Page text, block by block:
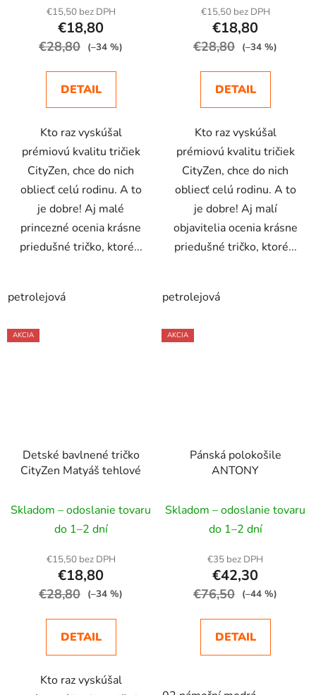
€15,50 bez DPH
€18,80
€28,80 (–34 %)
DETAIL
Kto raz vyskúšal
prémiovú kvalitu tričiek
CityZen, chce do nich
obliecť celú rodinu. A to
je dobre! Aj malé
princezné ocenia krásne
priedušné tričko, ktoré...
petrolejová
€15,50 bez DPH
€18,80
€28,80 (–34 %)
DETAIL
Kto raz vyskúšal
prémiovú kvalitu tričiek
CityZen, chce do nich
obliecť celú rodinu. A to
je dobre! Aj malí
objavitelia ocenia krásne
priedušné tričko, ktoré...
petrolejová
AKCIA
Detské bavlnené tričko
CityZen Matyáš tehlové
Skladom – odoslanie tovaru
do 1–2 dní
€15,50 bez DPH
€18,80
€28,80 (–34 %)
DETAIL
Kto raz vyskúšal
AKCIA
Pánská polokošile
ANTONY
Skladom – odoslanie tovaru
do 1–2 dní
€35 bez DPH
€42,30
€76,50 (–44 %)
DETAIL